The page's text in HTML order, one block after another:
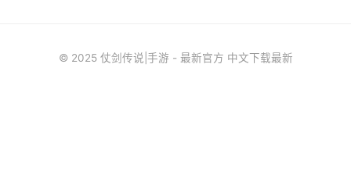
© 2025 仗剑传说|手游 - 最新官方 中文下载最新